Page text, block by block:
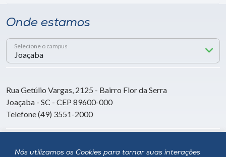
Nós utilizamos os Cookies para tornar suas interações
Onde estamos
Selecione o campus
Rua Getúlio Vargas, 2125 - Bairro Flor da Serra
Joaçaba - SC - CEP 89600-000
Telefone (49) 3551-2000
Siga a Unoesc